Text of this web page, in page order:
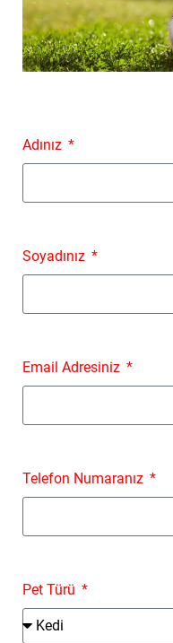
Adınız
Soyadınız
Email Adresiniz
Telefon Numaranız
Pet Türü